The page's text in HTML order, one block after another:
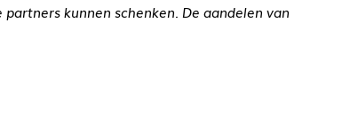
kunnen schenken. De aandelen van